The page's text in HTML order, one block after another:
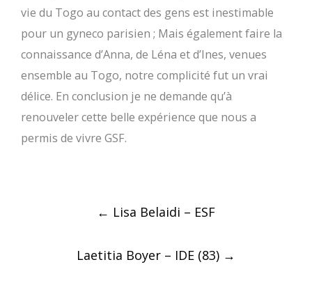
vie du Togo au contact des gens est inestimable
pour un gyneco parisien ; Mais également faire la
connaissance d’Anna, de Léna et d’Ines, venues
ensemble au Togo, notre complicité fut un vrai
délice. En conclusion je ne demande qu’à
renouveler cette belle expérience que nous a
permis de vivre GSF.
← Lisa Belaidi – ESF
Laetitia Boyer – IDE (83) →